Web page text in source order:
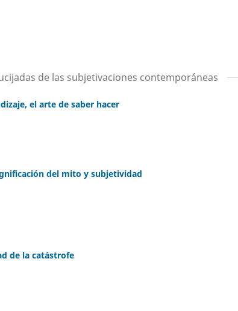
de las subjetivaciones contemporáneas
el arte de saber hacer
del mito y subjetividad
de la catástrofe